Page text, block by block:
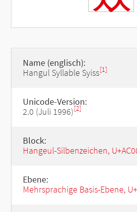
Name (englisch):
Hangul Syllable Syiss[1]
Unicode-Version:
2.0 (Juli 1996)[2]
Block:
Hangeul-Silbenzeichen,
Ebene:
Mehrsprachige Basis-Ebene,